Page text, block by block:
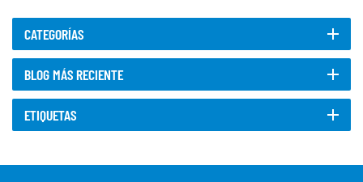
CATEGORÍAS
BLOG MÁS RECIENTE
ETIQUETAS